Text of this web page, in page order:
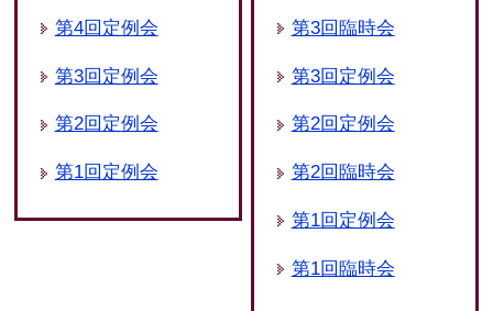
第4回定例会
第3回定例会
第2回定例会
第1回定例会
第3回臨時会
第3回定例会
第2回定例会
第2回臨時会
第1回定例会
第1回臨時会